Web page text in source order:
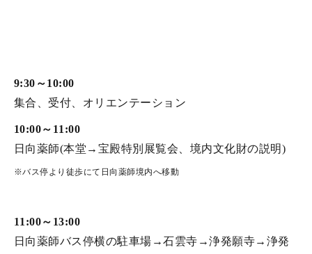
9:30～10:00
集合、受付、オリエンテーション
10:00～11:00
日向薬師(本堂→宝殿特別展覧会、境内文化財の説明)
※バス停より徒歩にて日向薬師境内へ移動
11:00～13:00
日向薬師バス停横の駐車場→石雲寺→浄発願寺→浄発